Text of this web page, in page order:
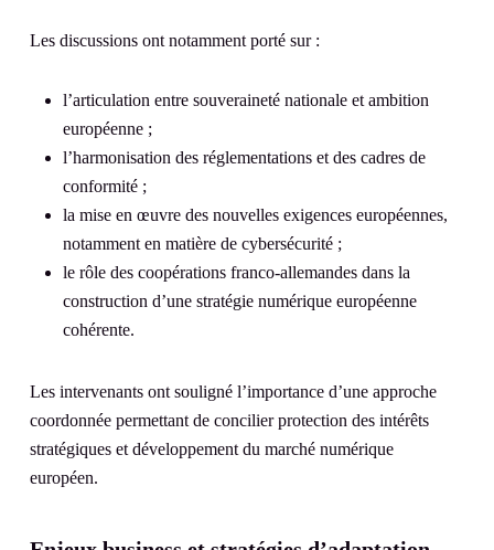
Les discussions ont notamment porté sur :
l’articulation entre souveraineté nationale et ambition
européenne ;
l’harmonisation des réglementations et des cadres de
conformité ;
la mise en œuvre des nouvelles exigences européennes,
notamment en matière de cybersécurité ;
le rôle des coopérations franco-allemandes dans la
construction d’une stratégie numérique européenne
cohérente.
Les intervenants ont souligné l’importance d’une approche
coordonnée permettant de concilier protection des intérêts
stratégiques et développement du marché numérique
européen.